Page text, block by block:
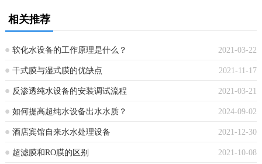
相关推荐
2021-03-22
软化水设备的工作原理是什么？
2021-11-17
干式膜与湿式膜的优缺点
2021-03-21
反渗透纯水设备的安装调试流程
2024-09-02
如何提高超纯水设备出水水质？
2021-12-30
酒店宾馆自来水水处理设备
2021-10-08
超滤膜和RO膜的区别